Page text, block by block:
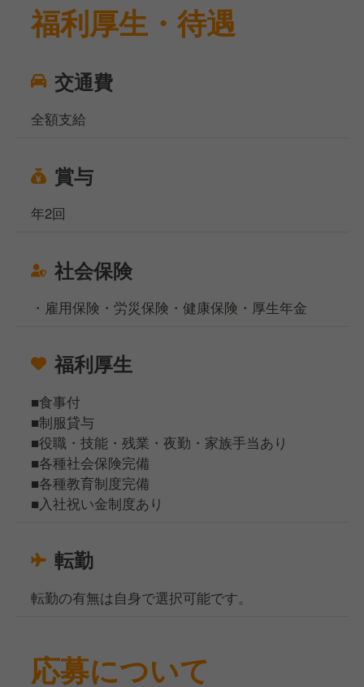
福利厚生・待遇
交通費
全額支給
賞与
年2回
社会保険
・雇用保険・労災保険・健康保険・厚生年金
福利厚生
■食事付
■制服貸与
■役職・技能・残業・夜勤・家族手当あり
■各種社会保険完備
■各種教育制度完備
■入社祝い金制度あり
転勤
転勤の有無は自身で選択可能です。
応募について